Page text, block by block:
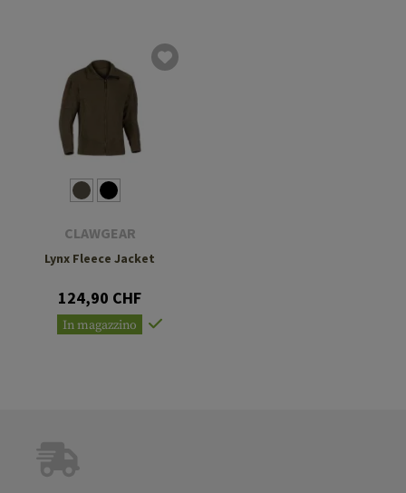
CLAWGEAR
Lynx Fleece Jacket
124,90 CHF
In magazzino